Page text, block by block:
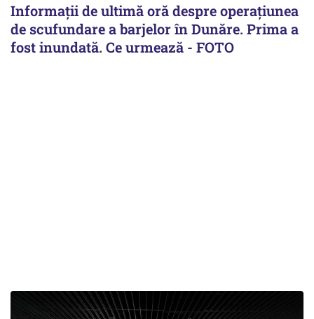
Informații de ultimă oră despre operațiunea
de scufundare a barjelor în Dunăre. Prima a
fost inundată. Ce urmează - FOTO